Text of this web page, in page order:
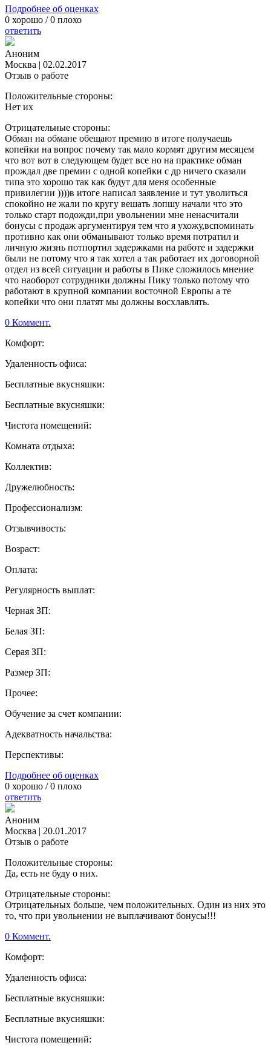
Подробнее об оценках
0 хорошо /0 плохо
ответить
Аноним
Москва | 02.02.2017
Отзыв о работе
Положительные стороны:
Нет их
Отрицательные стороны:
Обман на обмане обещают премию в итоге получаешь
копейки на вопрос почему так мало кормят другим месяцем
что вот вот в следующем будет все но на практике обман
прождал две премии с одной копейки с др ничего сказали
типа это хорошо так как будут для меня особенные
привилегии ))))в итоге написал заявление и тут уволиться
спокойно не жали по кругу вешать лопшу начали что это
только старт подожди,при увольнении мне ненасчитали
бонусы с продаж аргументируя тем что я ухожу,вспоминать
противно как они обманывают только время потратил и
личную жизнь потпортил задержками на работе и задержки
были не потому что я так хотел а так работает их договорной
отдел из всей ситуации и работы в Пике сложилось мнение
что наоборот сотрудники должны Пику только потому что
работают в крупной компании восточной Европы а те
копейки что они платят мы должны восхлавлять.
0 Коммент.
Комфорт:
Удаленность офиса:
Бесплатные вкусняшки:
Бесплатные вкусняшки:
Чистота помещений:
Комната отдыха:
Коллектив:
Дружелюбность:
Профессионализм:
Отзывчивость:
Возраст:
Оплата:
Регулярность выплат:
Черная ЗП:
Белая ЗП:
Серая ЗП:
Размер ЗП:
Прочее:
Обучение за счет компании:
Адекватность начальства:
Перспективы:
Подробнее об оценках
0 хорошо /0 плохо
ответить
Аноним
Москва | 20.01.2017
Отзыв о работе
Положительные стороны:
Да, есть не буду о них.
Отрицательные стороны:
Отрицательных больше, чем положительных. Один из них это
то, что при увольнении не выплачивают бонусы!!!
0 Коммент.
Комфорт:
Удаленность офиса:
Бесплатные вкусняшки:
Бесплатные вкусняшки:
Чистота помещений: